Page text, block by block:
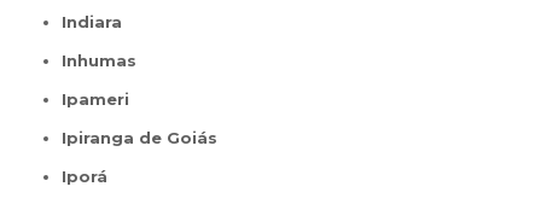
Indiara
Inhumas
Ipameri
Ipiranga de Goiás
Iporá